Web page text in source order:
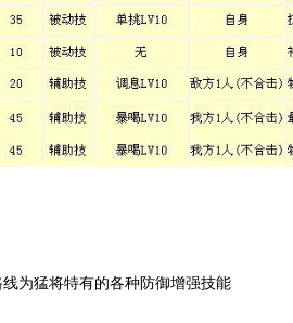
为猛将特有的各种防御增强技能